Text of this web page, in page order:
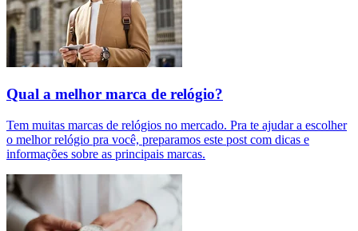
Qual a melhor marca de relógio?
Tem muitas marcas de relógios no mercado. Pra te ajudar a escolher
o melhor relógio pra você, preparamos este post com dicas e
informações sobre as principais marcas.